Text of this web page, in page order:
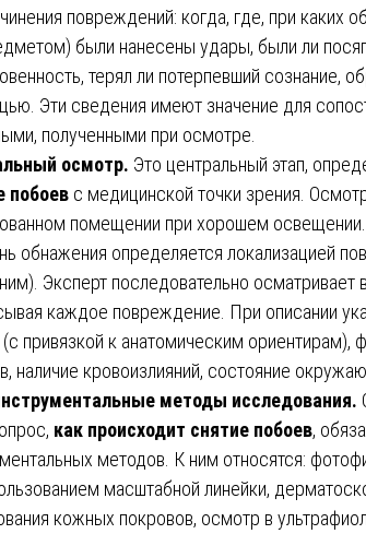
повреждений: когда, где, при каких
были нанесены удары, были ли
терял ли потерпевший сознание,
Эти сведения имеют значение для
полученными при осмотре.
осмотр. Это центральный этап,
побоев с медицинской точки зрения.
помещении при хорошем
обнажения определяется локализацией
Эксперт последовательно осматривает
каждое повреждение. При описании
(с привязкой к анатомическим ориентирам),
наличие кровоизлияний, состояние
методы исследования.
как происходит снятие побоев,
методов. К ним относятся:
масштабной линейки,
кожных покровов, осмотр в